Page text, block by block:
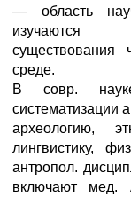
— область
изучаются
существования
среде.
В совр.
систематизации
археологию,
лингвистику,
антропол.
включают мед.